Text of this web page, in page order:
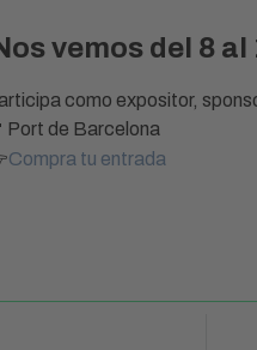
vemos del 8
como expositor,
Port de Barcelona
Compra tu entrada